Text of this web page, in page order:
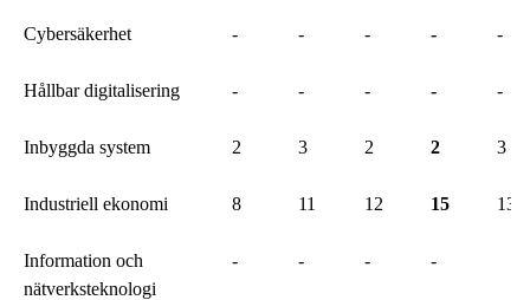
Cybersäkerhet - - - - -
Hållbar digitalisering - - - - -
Inbyggda system 2 3 2 2 3
Industriell ekonomi 8 11 12 15 13
Information och
nätverksteknologi
- - - -